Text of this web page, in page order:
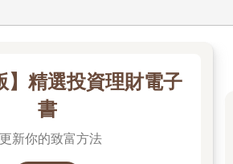
】精選投資理財電子
書
新你的致富方法